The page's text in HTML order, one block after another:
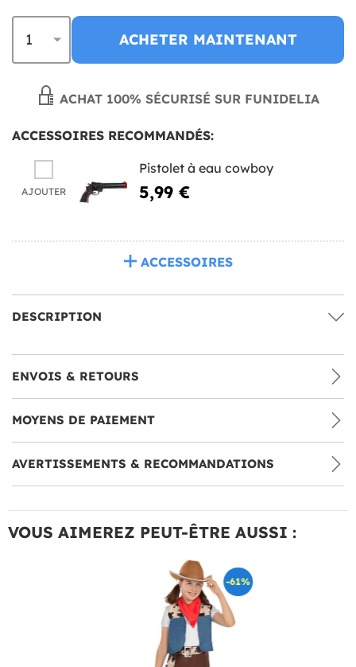
ACHETER MAINTENANT
ACHAT 100% SÉCURISÉ SUR FUNIDELIA
ACCESSOIRES RECOMMANDÉS:
AJOUTER
Pistolet à eau cowboy
5,99 €
ACCESSOIRES
DESCRIPTION
ENVOIS & RETOURS
MOYENS DE PAIEMENT
AVERTISSEMENTS & RECOMMANDATIONS
VOUS AIMEREZ PEUT-ÊTRE AUSSI :
-61%